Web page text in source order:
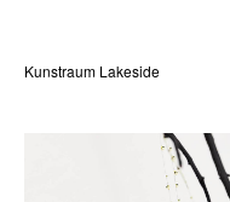
Kunstraum Lakeside